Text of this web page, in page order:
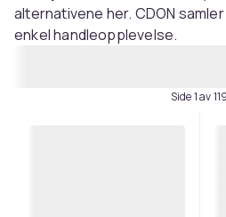
alternativene her. CDON
enkel handleopplevelse.
Side 1 av 119